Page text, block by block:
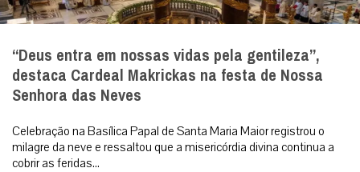
“Deus entra em nossas vidas pela gentileza”,
destaca Cardeal Makrickas na festa de Nossa
Senhora das Neves
Celebração na Basílica Papal de Santa Maria Maior registrou o
milagre da neve e ressaltou que a misericórdia divina continua a
cobrir as feridas...